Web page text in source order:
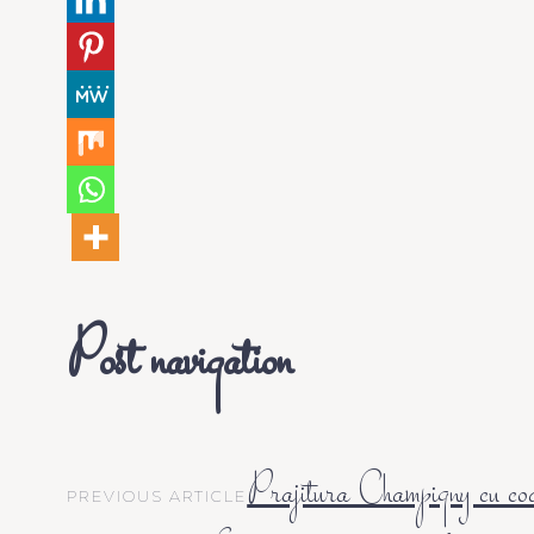
Post navigation
PREVIOUS ARTICLE Prajitura Champigny cu